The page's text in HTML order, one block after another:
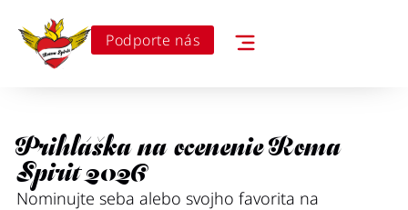
Podporte nás
Prihláška na ocenenie Roma
Spirit 2026
Nominujte seba alebo svojho favorita na